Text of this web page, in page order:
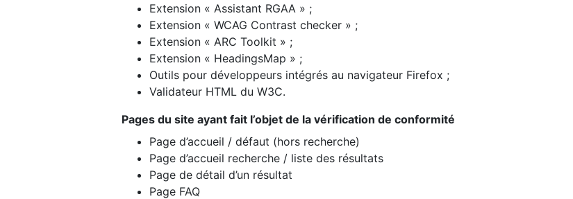
Extension « Assistant RGAA » ;
Extension « WCAG Contrast checker » ;
Extension « ARC Toolkit » ;
Extension « HeadingsMap » ;
Outils pour développeurs intégrés au navigateur Firefox ;
Validateur HTML du W3C.
Pages du site ayant fait l’objet de la vérification de conformité
Page d’accueil / défaut (hors recherche)
Page d’accueil recherche / liste des résultats
Page de détail d’un résultat
Page FAQ